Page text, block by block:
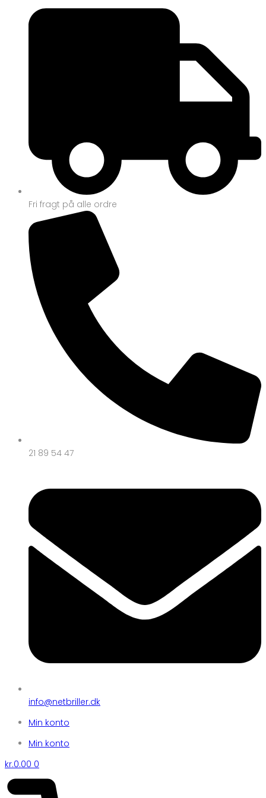
Fri fragt på alle ordre
21 89 54 47
info@netbriller.dk
Min konto
Min konto
kr.0.00 0